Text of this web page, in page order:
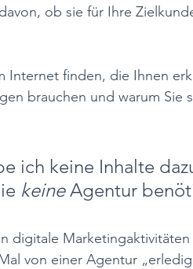
ob sie für Ihre
Internet finden, die Ihnen
brauchen und warum Sie
ich keine Inhalte
keine Agentur
digitale
von einer Agentur